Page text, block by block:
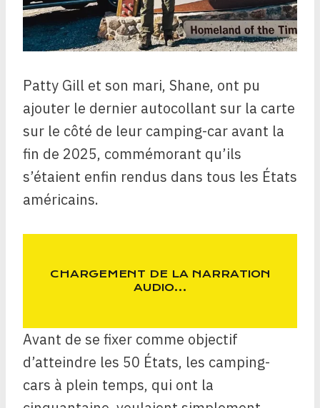
Patty Gill et son mari, Shane, ont pu
ajouter le dernier autocollant sur la carte
sur le côté de leur camping-car avant la
fin de 2025, commémorant qu’ils
s’étaient enfin rendus dans tous les États
américains.
CHARGEMENT DE LA NARRATION
AUDIO…
Avant de se fixer comme objectif
d’atteindre les 50 États, les camping-
cars à plein temps, qui ont la